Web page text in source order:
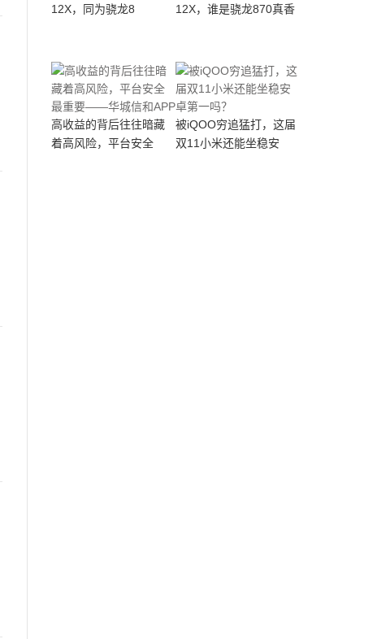
12X，同为骁龙8
12X，谁是骁龙870真香
高收益的背后往往暗藏
着高风险，平台安全
被iQOO穷追猛打，这届
双11小米还能坐稳安